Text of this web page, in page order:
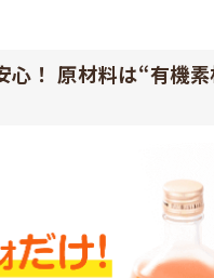
心！ 原材料は“有機